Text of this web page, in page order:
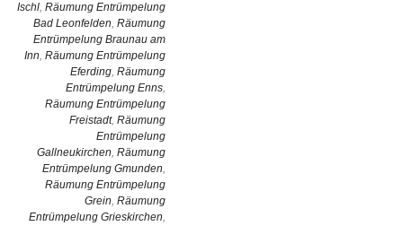
Ischl, Räumung Entrümpelung
Bad Leonfelden, Räumung
Entrümpelung Braunau am
Inn, Räumung Entrümpelung
Eferding, Räumung
Entrümpelung Enns,
Räumung Entrümpelung
Freistadt, Räumung
Entrümpelung
Gallneukirchen, Räumung
Entrümpelung Gmunden,
Räumung Entrümpelung
Grein, Räumung
Entrümpelung Grieskirchen,